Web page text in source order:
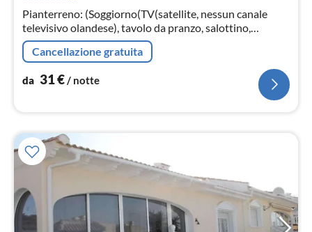
Pianterreno: (Soggiorno(TV(satellite, nessun canale
televisivo olandese), tavolo da pranzo, salottino,
riscaldamento(elettrico, legna), aria condizionata)
Cancellazione gratuita
da 31€ / notte